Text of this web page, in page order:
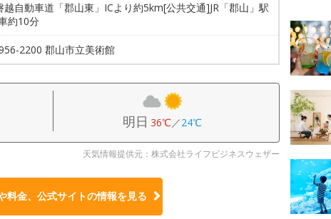
越自動車道「郡山東」ICより約5km[公共交通]JR「郡山」駅
約10分
2200 郡山市立美術館
明日 36℃／24℃
天気情報提供元：株式会社ライフビジネスウェザー
料金、公式サイトの情報を見る